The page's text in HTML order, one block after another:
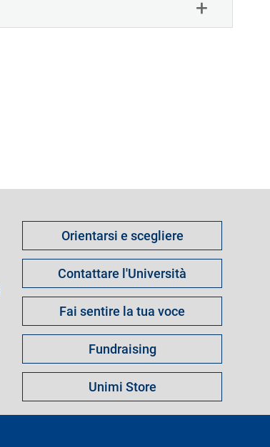
Come
per
Orientarsi e scegliere
Contattare l'Università
Fai sentire la tua voce
Fundraising
Unimi Store